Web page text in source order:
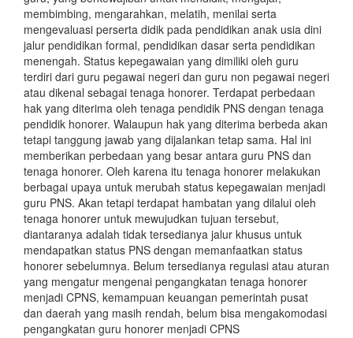
membimbing, mengarahkan, melatih, menilai serta
mengevaluasi perserta didik pada pendidikan anak usia dini
jalur pendidikan formal, pendidikan dasar serta pendidikan
menengah. Status kepegawaian yang dimiliki oleh guru
terdiri dari guru pegawai negeri dan guru non pegawai negeri
atau dikenal sebagai tenaga honorer. Terdapat perbedaan
hak yang diterima oleh tenaga pendidik PNS dengan tenaga
pendidik honorer. Walaupun hak yang diterima berbeda akan
tetapi tanggung jawab yang dijalankan tetap sama. Hal ini
memberikan perbedaan yang besar antara guru PNS dan
tenaga honorer. Oleh karena itu tenaga honorer melakukan
berbagai upaya untuk merubah status kepegawaian menjadi
guru PNS. Akan tetapi terdapat hambatan yang dilalui oleh
tenaga honorer untuk mewujudkan tujuan tersebut,
diantaranya adalah tidak tersedianya jalur khusus untuk
mendapatkan status PNS dengan memanfaatkan status
honorer sebelumnya. Belum tersedianya regulasi atau aturan
yang mengatur mengenai pengangkatan tenaga honorer
menjadi CPNS, kemampuan keuangan pemerintah pusat
dan daerah yang masih rendah, belum bisa mengakomodasi
pengangkatan guru honorer menjadi CPNS